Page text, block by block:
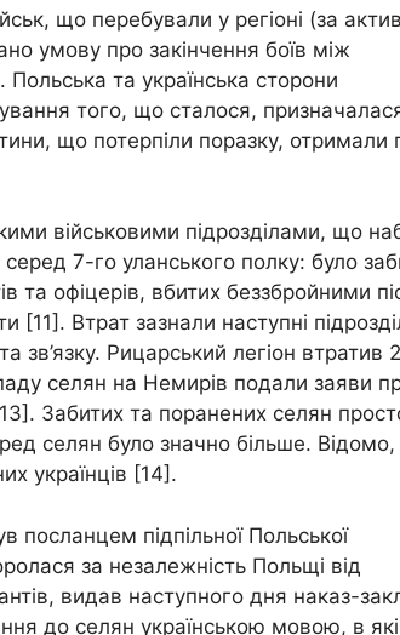
що перебували у регіоні (за
умову про закінчення боїв між
та українська сторони
того, що сталося,
що потерпіли поразку, отримали
військовими підрозділами, що
7-го уланського полку: було
офіцерів, вбитих беззбройними
Втрат зазнали наступні
зв’язку. Рицарський легіон втратив
селян на Немирів подали заяви
Забитих та поранених селян
селян було значно більше.
українців [14].
посланцем підпільної Польської
за незалежність Польщі від
видав наступного дня наказ-
до селян українською мовою, в